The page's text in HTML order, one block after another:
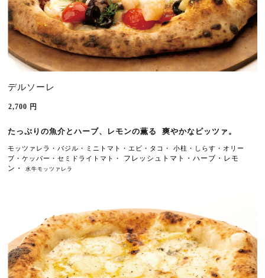
デルソーレ
2,700 円
たっぷりの魚介とハーブ、レモンの薫る 爽やかなピッツァ。
モッツァレラ・バジル ・ ミニトマト・ エビ ・タコ ・ 小柱・しらす・オリー
ブ・ケッパー ・セミドライトマト・ フレッシュトマト・ハーブ・レモ
ン・ 水牛モッツァレラ